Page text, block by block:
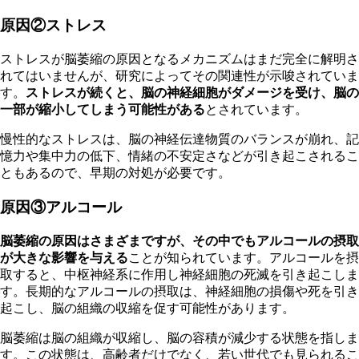
原因②ストレス
ストレスが脳萎縮の原因となるメカニズムはまだ完全に解明さ
れてはいませんが、研究によってその関連性が示唆されていま
す。 ストレスが続くと、脳の神経細胞がダメージを受け、脳の
一部が縮小してしまう可能性があるとされています。
慢性的なストレスは、脳の神経伝達物質のバランスが崩れ、記
憶力や集中力の低下、情緒の不安定さなどが引き起こされるこ
ともあるので、早期の対処が必要です。
原因③アルコール
脳萎縮の原因はさまざまですが、その中でもアルコールの摂取
が大きな影響を与えることが知られています。アルコールを摂
取すると、中枢神経系に作用し神経細胞の死滅を引き起こしま
す。長期的なアルコールの摂取は、神経細胞の損傷や死を引き
起こし、脳の組織の収縮を促す可能性があります。
脳萎縮は脳の組織が収縮し、脳の容積が減少する状態を指しま
す。この状態は、高齢者だけでなく、若い世代でも見られるこ